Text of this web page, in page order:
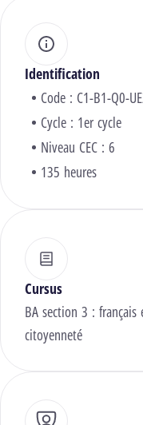
Identification
Code : C1-B1-Q0-
Cycle : 1er cycle
Niveau CEC : 6
135 heures
Cursus
BA section 3 :
citoyenneté